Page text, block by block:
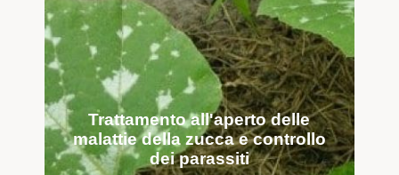
Trattamento all'aperto delle
malattie della zucca e controllo
dei parassiti